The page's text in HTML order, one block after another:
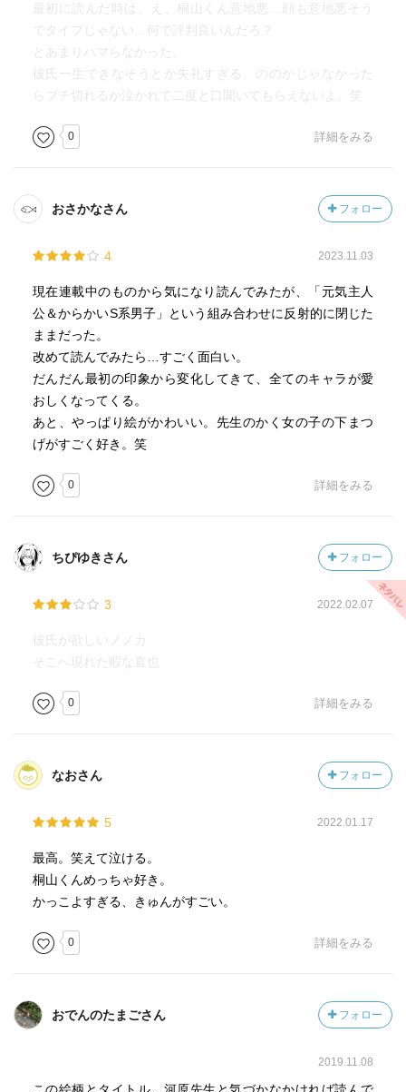
最初に読んだ時は、え、桐山くん意地悪…顔も意地悪そう
でタイプじゃない…何で評判良いんだろ？
とあまりハマらなかった。
彼氏一生できなそうとか失礼すぎる。ののかじゃなかった
らブチ切れるか泣かれて二度と口聞いてもらえないよ。笑
0 詳細をみる
おさかなさん フォロー
4 2023.11.03
現在連載中のものから気になり読んでみたが、「元気主人
公＆からかいS系男子」という組み合わせに反射的に閉じた
ままだった。
改めて読んでみたら…すごく面白い。
だんだん最初の印象から変化してきて、全てのキャラが愛
おしくなってくる。
あと、やっぱり絵がかわいい。先生のかく女の子の下まつ
げがすごく好き。笑
0 詳細をみる
ちぴゆきさん フォロー
3 2022.02.07
彼氏が欲しいノノカ
そこへ現れた暇な直也
0 詳細をみる
なおさん フォロー
5 2022.01.17
最高。笑えて泣ける。
桐山くんめっちゃ好き。
かっこよすぎる、きゅんがすごい。
0 詳細をみる
おでんのたまごさん フォロー
2019.11.08